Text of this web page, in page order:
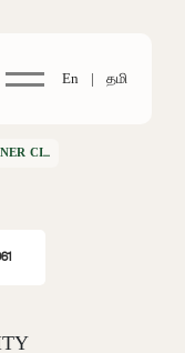
En | தமி
PRIME INNER CITY